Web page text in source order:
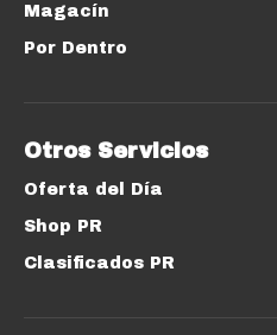
Magacín
Por Dentro
Otros Servicios
Oferta del Día
Shop PR
Clasificados PR